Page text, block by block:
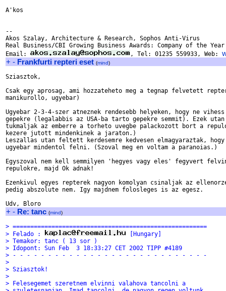
A'kos
--
Akos Szalay, Architecture & Research, Sophos Anti-Virus
Real Business/CBI Growing Business Awards: Company of the Year
Email:
, Tel: 01235 559933, Web:
+ - Frankfurti repteri eset (mind)
Sziasztok,
Csak egy aprosag, ami hozzateheto meg a tegnap felvetett
manikurollo, ugyebar)
Ugyebar 2-3-4-szer atneznek rendesebb helyeken, hogy ne
gepekre (legalabbis az USA-ba tarto gepekre semmit). Ezek
tukmaljak az emberre a torheto uvegbe palackozott bort a
kezere jutott mindenkinek a jaraton.)
Leszallas utan feltett kerdesemre kedvesen elmagyaraztak,
ugyebar mindentol felni. (Szoval meg en voltam a paranoias.)
Egyszoval nem kell semmilyen 'hegyes vagy eles' fegyvert
repulokre, majd Ok adnak!
Ezenkivul egyes repterek nagyon komolyan csinaljak az
pedig abszolute nem. Igy majdnem folosleges is az egesz.
+ - Re: tanc (mind)
> =======================================================
> Felado :
[Hungary]
> Temakor: tanc ( 13 sor )
> Idopont: Sun Feb  3 18:33:27 CET 2002 TIPP #4189
> - - - - - - - - - - - - - - - - - - - - - - - - - - - -
>
> Sziasztok!
>
> Felesegemet szeretnem elvinni valahova tancolni a